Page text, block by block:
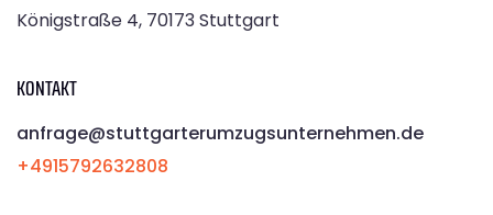
Königstraße 4, 70173 Stuttgart
KONTAKT
anfrage@stuttgarterumzugsunternehmen.de
+4915792632808